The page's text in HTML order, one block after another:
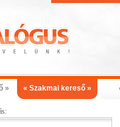
» « Szakmai kereső »